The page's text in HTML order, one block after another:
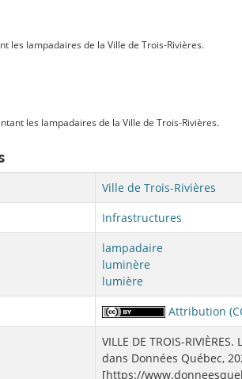
les lampadaires de la Ville de Trois-Rivières.
les lampadaires de la Ville de Trois-Rivières.
Ville de Trois-Rivières
Infrastructures
lampadaire
luminère
lumière
Attribution
VILLE DE TROIS-
dans Données Québec,
[https://